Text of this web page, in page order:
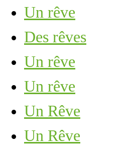
Un rêve
Des rêves
Un rêve
Un rêve
Un Rêve
Un Rêve